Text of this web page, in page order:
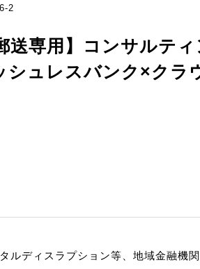
2
専用】コンサルティ
シュレスバンク×クラ
ルディスラプション等、地域金融機関